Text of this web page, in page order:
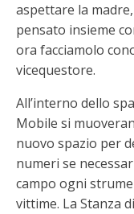
aspettare la
pensato insieme
ora facciamolo
vicequestore.
All’interno dello
Mobile si
nuovo spazio per
numeri se
campo ogni
vittime. La Stanza